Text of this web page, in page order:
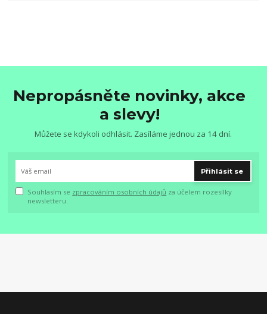
Nepropásněte novinky, akce
a slevy!
Můžete se kdykoli odhlásit. Zasíláme jednou za 14 dní.
Přihlásit se
Souhlasím se zpracováním osobních údajů za účelem rozesílky
newsletteru.